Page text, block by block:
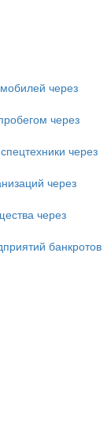
через
через
через
через
через
банкротов